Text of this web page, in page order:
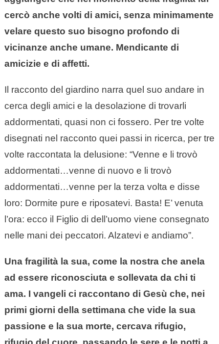
cercò anche volti di amici, senza minimamente
velare questo suo bisogno profondo di
vicinanze anche umane. Mendicante di
amicizie e di affetti.
Il racconto del giardino narra quel suo andare in
cerca degli amici e la desolazione di trovarli
addormentati, quasi non ci fossero. Per tre volte
disegnati nel racconto quei passi in ricerca, per tre
volte raccontata la delusione: “Venne e li trovò
addormentati…venne di nuovo e li trovò
addormentati…venne per la terza volta e disse
loro: Dormite pure e riposatevi. Basta! E’ venuta
l’ora: ecco il Figlio di dell’uomo viene consegnato
nelle mani dei peccatori. Alzatevi e andiamo”.
Una fragilità la sua, come la nostra che anela
ad essere riconosciuta e sollevata da chi ti
ama. I vangeli ci raccontano di Gesù che, nei
primi giorni della settimana che vide la sua
passione e la sua morte, cercava rifugio,